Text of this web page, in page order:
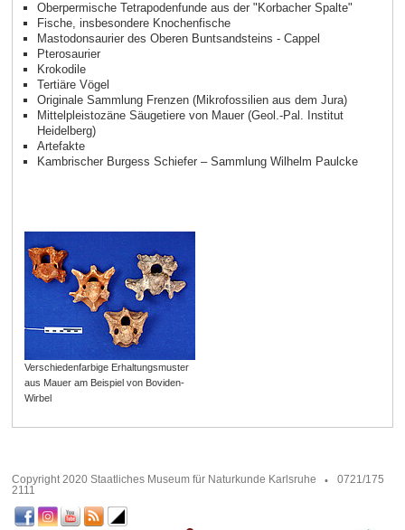
Oberpermische Tetrapodenfunde aus der "Korbacher Spalte"
Fische, insbesondere Knochenfische
Mastodonsaurier des Oberen Buntsandsteins - Cappel
Pterosaurier
Krokodile
Tertiäre Vögel
Originale Sammlung Frenzen (Mikrofossilien aus dem Jura)
Mittelpleistozäne Säugetiere von Mauer (Geol.-Pal. Institut
Heidelberg)
Artefakte
Kambrischer Burgess Schiefer – Sammlung Wilhelm Paulcke
Verschiedenfarbige Erhaltungsmuster
aus Mauer am Beispiel von Boviden-
Wirbel
Copyright 2020 Staatliches Museum für Naturkunde Karlsruhe
0721/175
2111